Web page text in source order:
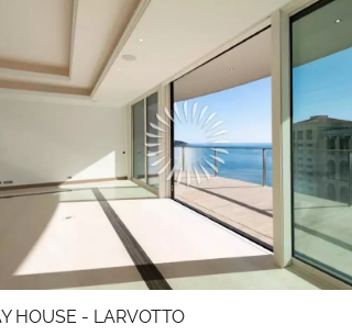
HOUSE - LARVOTTO